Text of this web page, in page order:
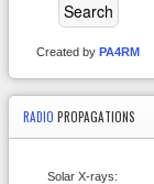
Created by PA4RM
RADIO PROPAGATIONS
Solar X-rays: